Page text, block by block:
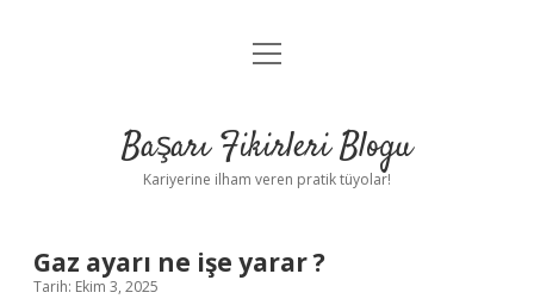
Anasayfa
Yasal Uyarı
menüyü
Başarı Fikirleri Blogu
Kariyerine ilham veren pratik tüyolar!
Gaz ayarı ne işe yarar ?
Tarih: Ekim 3, 2025